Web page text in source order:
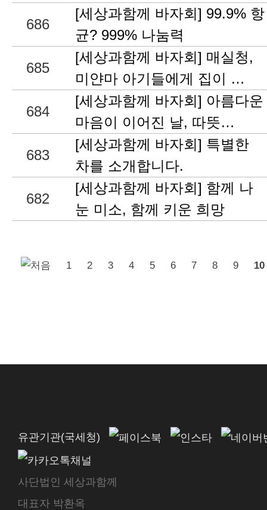
686
[세상과함께 바자회] 99.9% 항
균? 999% 나눔력
685
[세상과함께 바자회] 매실청,
미얀마 아기들에게 집이 …
684
[세상과함께 바자회] 아름다운
마음이 이어진 날, 따뜻…
683
[세상과함께 바자회] 특별한
차를 소개합니다.
682
[세상과함께 바자회] 함께 나
눈 미소, 함께 키운 희망
1 2 3 4 5 6 7 8 9 10
유관기관(국세청)
사단법인 세상과함께
대표자 박환옥